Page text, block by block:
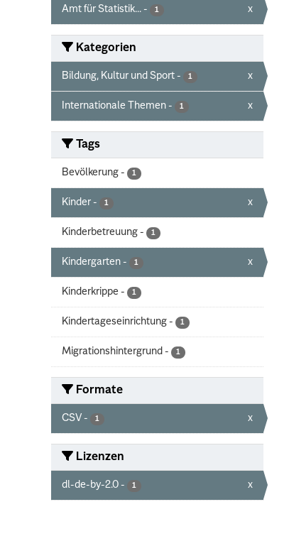
Amt für Statistik... - 1 x
Kategorien
Bildung, Kultur und Sport - 1 x
Internationale Themen - 1 x
Tags
Bevölkerung - 1
Kinder - 1 x
Kinderbetreuung - 1
Kindergarten - 1 x
Kinderkrippe - 1
Kindertageseinrichtung - 1
Migrationshintergrund - 1
Formate
CSV - 1 x
Lizenzen
dl-de-by-2.0 - 1 x